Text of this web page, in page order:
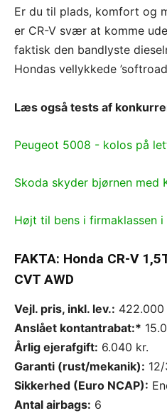
Er du til plads, komfort og
er CR-V svær at komme
faktisk den bandlyste
Hondas vellykkede
Læs også tests af
Peugeot 5008 - kolos på
Skoda skyder bjørnen med
Højt til bens i firmaklassen i
FAKTA: Honda CR-V
CVT AWD
Vejl. pris, inkl. lev.: 422.000
Anslået kontantrabat:*
Årlig ejerafgift: 6.040 kr.
Garanti (rust/mekanik):
Sikkerhed (Euro NCAP):
Antal airbags: 6